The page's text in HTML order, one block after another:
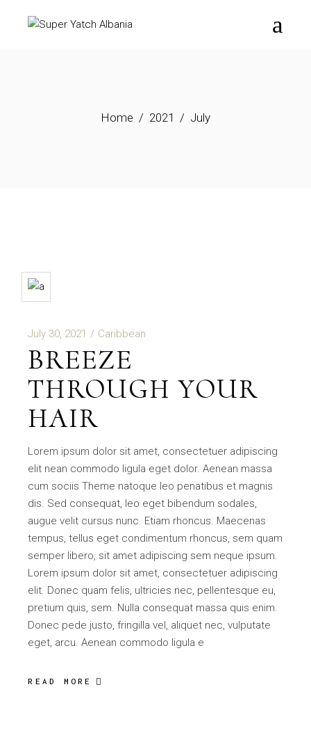
Home 2021 July
July 30, 2021 Caribbean
BREEZE
THROUGH YOUR
HAIR
Lorem ipsum dolor sit amet, consectetuer adipiscing
elit nean commodo ligula eget dolor. Aenean massa
cum sociis Theme natoque leo penatibus et magnis
dis. Sed consequat, leo eget bibendum sodales,
augue velit cursus nunc. Etiam rhoncus. Maecenas
tempus, tellus eget condimentum rhoncus, sem quam
semper libero, sit amet adipiscing sem neque ipsum.
Lorem ipsum dolor sit amet, consectetuer adipiscing
elit. Donec quam felis, ultricies nec, pellentesque eu,
pretium quis, sem. Nulla consequat massa quis enim.
Donec pede justo, fringilla vel, aliquet nec, vulputate
eget, arcu. Aenean commodo ligula e
READ MORE